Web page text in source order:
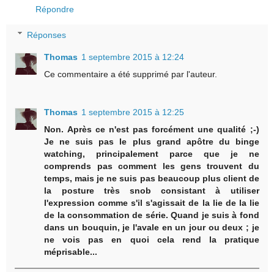
Répondre
Réponses
Thomas 1 septembre 2015 à 12:24
Ce commentaire a été supprimé par l'auteur.
Thomas 1 septembre 2015 à 12:25
Non. Après ce n'est pas forcément une qualité ;-)
Je ne suis pas le plus grand apôtre du binge
watching, principalement parce que je ne
comprends pas comment les gens trouvent du
temps, mais je ne suis pas beaucoup plus client de
la posture très snob consistant à utiliser
l'expression comme s'il s'agissait de la lie de la lie
de la consommation de série. Quand je suis à fond
dans un bouquin, je l'avale en un jour ou deux ; je
ne vois pas en quoi cela rend la pratique
méprisable...